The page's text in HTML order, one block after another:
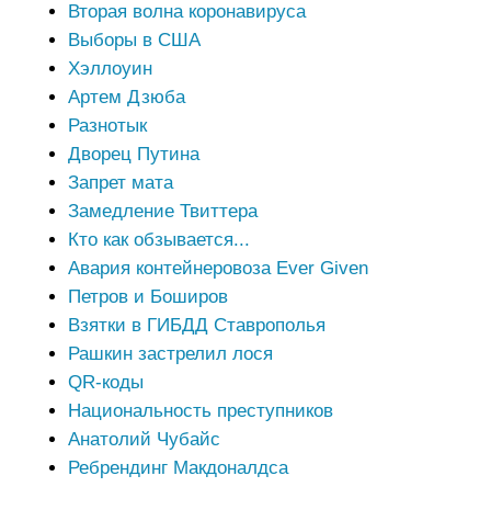
Вторая волна коронавируса
Выборы в США
Хэллоуин
Артем Дзюба
Разнотык
Дворец Путина
Запрет мата
Замедление Твиттера
Кто как обзывается...
Авария контейнеровоза Ever Given
Петров и Боширов
Взятки в ГИБДД Ставрополья
Рашкин застрелил лося
QR-коды
Национальность преступников
Анатолий Чубайс
Ребрендинг Макдоналдса